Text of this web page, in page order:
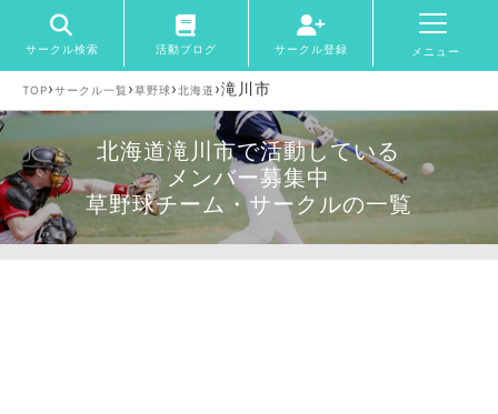
サークル検索 活動ブログ サークル登録 メニュー
TOP›サークル一覧 ›草野球 ›北海道 ›滝川市
北海道滝川市で活動している
メンバー募集中
草野球チーム・サークルの一覧